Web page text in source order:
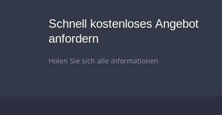
Schnell kostenloses Angebot
anfordern
Holen Sie sich alle Informationen